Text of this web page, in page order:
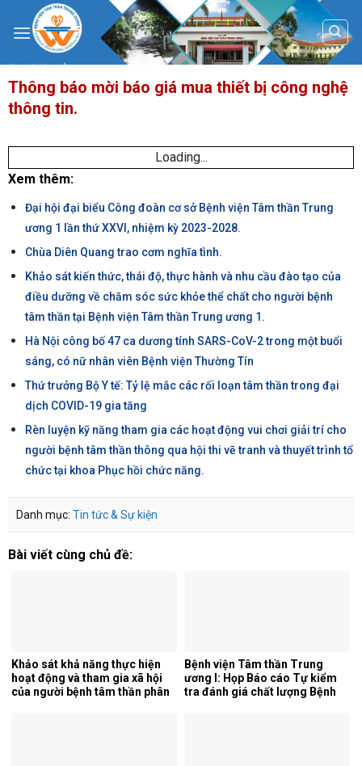
content
Thông báo mời báo giá mua thiết bị công nghệ
thông tin.
Loading...
Xem thêm:
Đại hội đại biểu Công đoàn cơ sở Bệnh viện Tâm thần Trung
ương 1 lần thứ XXVI, nhiệm kỳ 2023-2028.
Chùa Diên Quang trao cơm nghĩa tình.
Khảo sát kiến thức, thái độ, thực hành và nhu cầu đào tạo của
điều dưỡng về chăm sóc sức khỏe thể chất cho người bệnh
tâm thần tại Bệnh viện Tâm thần Trung ương 1.
Hà Nội công bố 47 ca dương tính SARS-CoV-2 trong một buổi
sáng, có nữ nhân viên Bệnh viện Thường Tín
Thứ trưởng Bộ Y tế: Tỷ lệ mắc các rối loạn tâm thần trong đại
dịch COVID-19 gia tăng
Rèn luyện kỹ năng tham gia các hoạt động vui chơi giải trí cho
người bệnh tâm thần thông qua hội thi vẽ tranh và thuyết trình tổ
chức tại khoa Phục hồi chức năng.
Danh mục: Tin tức & Sự kiện
Bài viết cùng chủ đề:
Khảo sát khả năng thực hiện
hoạt động và tham gia xã hội
của người bệnh tâm thần phân
Bệnh viện Tâm thần Trung
ương I: Họp Báo cáo Tự kiểm
tra đánh giá chất lượng Bệnh